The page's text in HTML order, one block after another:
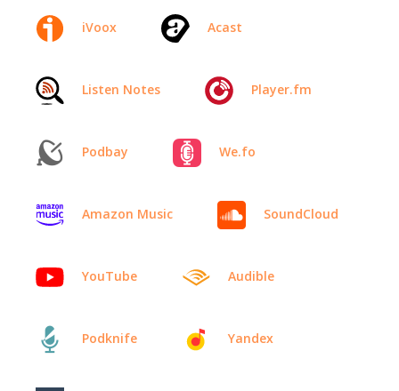
iVoox Acast
Listen Notes Player.fm
Podbay We.fo
Amazon Music SoundCloud
YouTube Audible
Podknife Yandex